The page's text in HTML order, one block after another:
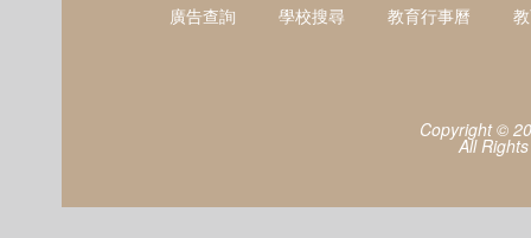
廣告查詢 學校搜尋 教育行事曆
Copyright ©
All